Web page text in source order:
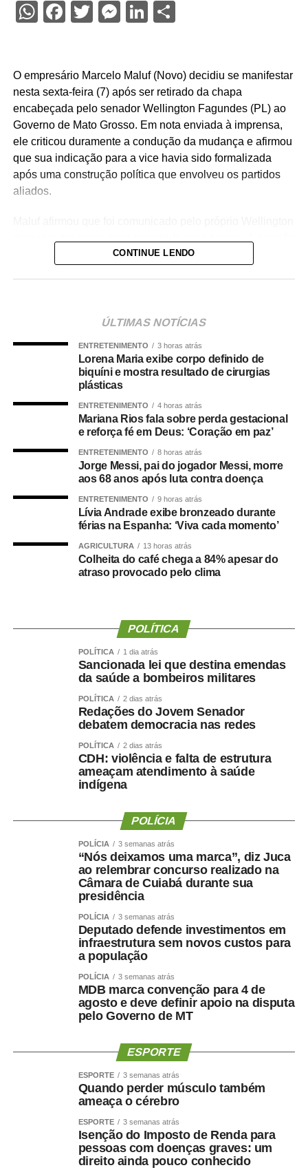
WhatsApp
Facebook
Twitter
Messenger
LinkedIn
Share
O empresário Marcelo Maluf (Novo) decidiu se manifestar
nesta sexta-feira (7) após ser retirado da chapa
encabeçada pelo senador Wellington Fagundes (PL) ao
Governo de Mato Grosso. Em nota enviada à imprensa,
ele criticou duramente a condução da mudança e afirmou
que sua indicação para a vice havia sido formalizada
após uma construção política que envolveu os partidos
aliados.
foi tomada na noite de quinta-feira (6), quando o PL
Para o empresário, a alteração não representa apenas
de compromisso.
“Não se trata apenas de uma mudança de candidatura.
Segundo Maluf, sua participação na chapa não nasceu
convite depois de uma decisão política que, inclusive, foi
levada à convenção partidária.
“Foi uma escolha política apresentada, construída e
formalizada dentro do processo partidário, inclusive com
a realização da convenção.”
A partir da definição, afirmou o empresário, pessoas
“Fiz isso de boa-fé, acreditando na palavra empenhada e
na seriedade de uma decisão tomada por quem pretende
governar Mato Grosso.”
A manifestação ocorre apenas dois dias depois de Maluf
confirmar publicamente sua indicação para a vice.
Durante a convenção do Novo, na quarta-feira (5), ele
chegou a descartar a possibilidade de uma nova
“Martelo batido, prego batido e ponta virada”, disse na
Na mesma oportunidade, Maluf confirmou a aliança entre
Novo, PL e MDB e afirmou que as siglas haviam chegado
a um consenso para caminhar juntas nas eleições.
A escolha de Farina representa uma mudança de última
hora na chapa de Wellington, depois de semanas de
negociações envolvendo a vaga de vice. Antes de ser
indicado, Maluf havia desistido de uma pré-candidatura
própria ao Governo pelo Novo para contribuir com a
composição liderada pelo senador.
Na nota desta sexta-feira, Maluf ampliou as críticas e
demonstrar capacidade de cumprir compromissos
“Quem pretende governar um Estado precisa, antes de
respeitar compromissos, aliados e pessoas que
aceitaram caminhar ao seu lado.”
CONTINUE LENDO
ÚLTIMAS NOTÍCIAS
ENTRETENIMENTO 3 horas atrás
Lorena Maria exibe corpo definido de
biquíni e mostra resultado de cirurgias
plásticas
ENTRETENIMENTO 4 horas atrás
Mariana Rios fala sobre perda gestacional
e reforça fé em Deus: ‘Coração em paz’
ENTRETENIMENTO 8 horas atrás
Jorge Messi, pai do jogador Messi, morre
aos 68 anos após luta contra doença
ENTRETENIMENTO 9 horas atrás
Lívia Andrade exibe bronzeado durante
férias na Espanha: ‘Viva cada momento’
AGRICULTURA 13 horas atrás
Colheita do café chega a 84% apesar do
atraso provocado pelo clima
POLÍTICA
POLÍTICA 1 dia atrás
Sancionada lei que destina emendas
da saúde a bombeiros militares
POLÍTICA 2 dias atrás
Redações do Jovem Senador
debatem democracia nas redes
POLÍTICA 2 dias atrás
CDH: violência e falta de estrutura
ameaçam atendimento à saúde
indígena
POLÍCIA
POLÍCIA 3 semanas atrás
“Nós deixamos uma marca”, diz Juca
ao relembrar concurso realizado na
Câmara de Cuiabá durante sua
presidência
POLÍCIA 3 semanas atrás
Deputado defende investimentos em
infraestrutura sem novos custos para
a população
POLÍCIA 3 semanas atrás
MDB marca convenção para 4 de
agosto e deve definir apoio na disputa
pelo Governo de MT
ESPORTE
ESPORTE 3 semanas atrás
Quando perder músculo também
ameaça o cérebro
ESPORTE 3 semanas atrás
Isenção do Imposto de Renda para
pessoas com doenças graves: um
direito ainda pouco conhecido